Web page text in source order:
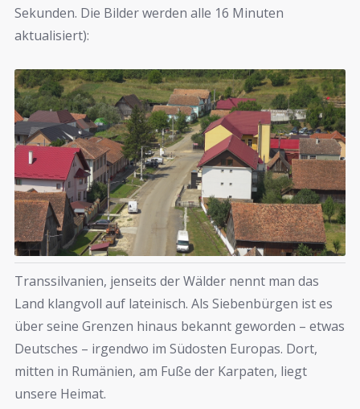
Sekunden. Die Bilder werden alle 16 Minuten
aktualisiert):
Transsilvanien, jenseits der Wälder nennt man das
Land klangvoll auf lateinisch. Als Siebenbürgen ist es
über seine Grenzen hinaus bekannt geworden – etwas
Deutsches – irgendwo im Südosten Europas. Dort,
mitten in Rumänien, am Fuße der Karpaten, liegt
unsere Heimat.
Wenn man von Kronstadt nach Schäßburg fährt,
kommt man durch das Städtchen Reps. Auf einem
Basaltfelsen oberhalb des Ortes ruht die zwar kleine,
aber auch in ihren Trümmern noch schöne
Bauernburg, die gleich einer Wache in das Tal des
Kosdbaches hinabsieht. Am Fuße der Ruine teilt sich
die Landstraße. Ein Weg führt nach Schweischer und